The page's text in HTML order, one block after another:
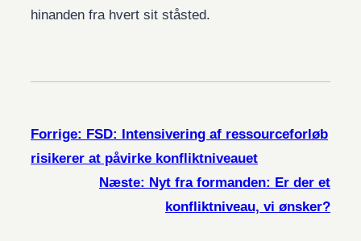
hinanden fra hvert sit ståsted.
Forrige: FSD: Intensivering af ressourceforløb
risikerer at påvirke konfliktniveauet
Næste: Nyt fra formanden: Er der et
konfliktniveau, vi ønsker?